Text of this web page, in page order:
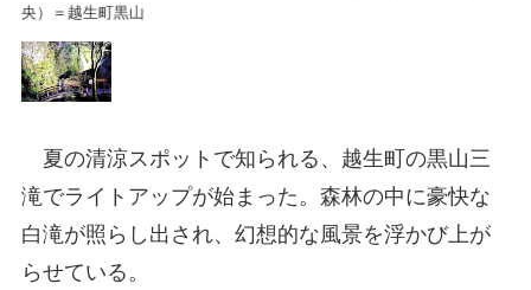
央）＝越生町黒山
夏の清涼スポットで知られる、越生町の黒山三
滝でライトアップが始まった。森林の中に豪快な
白滝が照らし出され、幻想的な風景を浮かび上が
らせている。